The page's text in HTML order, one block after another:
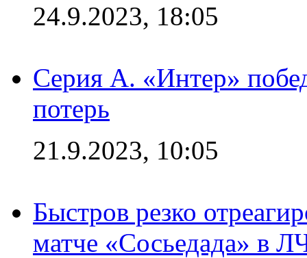
24.9.2023, 18:05
Серия А. «Интер»
потерь
21.9.2023, 10:05
Быстров резко
матче «Сосьедада» в